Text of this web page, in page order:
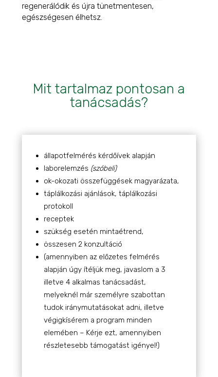
regenerálódik és újra tünetmentesen,
egészségesen élhetsz.
Mit tartalmaz pontosan a
tanácsadás?
állapotfelmérés kérdőívek alapján
laborelemzés (szóbeli)
ok-okozati összefüggések magyarázata,
táplálkozási ajánlások, táplálkozási
protokoll
receptek
szükség esetén mintaétrend,
összesen 2 konzultáció
(amennyiben az előzetes felmérés
alapján úgy ítéljük meg, javaslom a 3
illetve 4 alkalmas tanácsadást,
melyeknél már személyre szabottan
tudok iránymutatásokat adni, illetve
végigkísérem a program minden
elemében – Kérje ezt, amennyiben
részletesebb támogatást igényel!)